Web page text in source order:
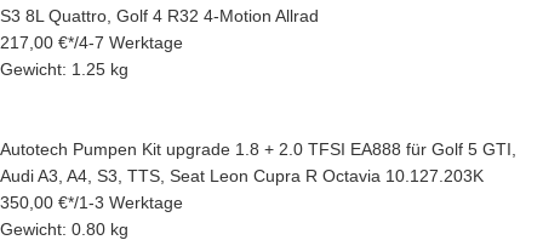
S3 8L Quattro, Golf 4 R32 4-Motion Allrad
217,00 €*/4-7 Werktage
Gewicht: 1.25 kg
Autotech Pumpen Kit upgrade 1.8 + 2.0 TFSI EA888 für Golf 5 GTI,
Audi A3, A4, S3, TTS, Seat Leon Cupra R Octavia 10.127.203K
350,00 €*/1-3 Werktage
Gewicht: 0.80 kg